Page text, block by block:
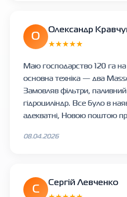
О
Олександр
★★★★★
Маю господарство 120 га
основна техніка — два
Замовляв фільтри,
гідроциліндр. Все було в
адекватні, Новою поштою
08.04.2026
С
Сергій Левченко